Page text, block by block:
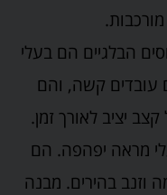
הבלגיים הם בעלי
עובדים קשה, והם
יציב לאורך זמן.
מראה יפהפה. הם
וזנב בהירים. מבנה